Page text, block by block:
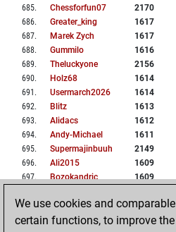
685. Chessforfun07
2170
686. Greater_king
1617
687. Marek Zych
1617
688. Gummilo
1616
689. Theluckyone
2156
690. Holz68
1614
691 . Usermarch2026
1614
692. Blitz
1613
693. Alidacs
1612
694. Andy-Michael
1611
695. Supermajinbuuh
2149
696. Ali2015
1609
697. Bozokandric
1609
699. Alfonsito
1606
700. Bora Vuk 1605
We use cookies and
certain functions, to improve